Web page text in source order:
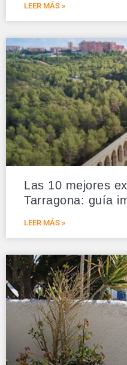
LEER MÁS »
Las 10 mejores
Tarragona: guía
LEER MÁS »